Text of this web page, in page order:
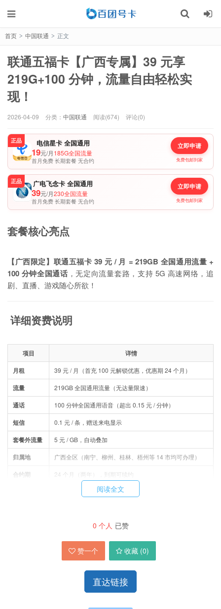
首页 > 中国联通 > 正文
联通五福卡【广西专属】39 元享
219G+100 分钟，流量自由轻松实
现！
2026-04-09 分类： 中国联通 阅读(674) 评论(0)
正品 电信星卡 全国通用
19元/月185G全国流量
首月免费 长期套餐 无合约
立即申请
免费包邮到家
正品 广电飞念卡 全国通用
39元/月230全国流量
首月免费 长期套餐 无合约
立即申请
免费包邮到家
套餐核心亮点
【广西限定】联通五福卡 39 元 / 月 = 219GB 全国通用流量 +
100 分钟全国通话 ，无定向流量套路，支持 5G 高速网络，追
剧、直播、游戏随心所欲！
详细资费说明
项目
详情
月租
39 元 / 月（首充 100 元解锁优惠，优惠期 24 个月）
流量 219GB 全国通用流量（无达量限速）
通话 100 分钟全国通用语音（超出 0.15 元 / 分钟）
短信 0.1 元 / 条，赠送来电显示
套餐外流量 5 元 / GB，自动叠加
归属地 广西全区（南宁、柳州、桂林、梧州等 14 市均可办理）
合约期 24 个月（两年），到期可续约
：填写广西本地收货地址，提交身份证信息（年满
：联通官方快递，广西区内 3-5 天送达
：快递员上门协助激活，实名认证一步到位
阅读全文
0 个人 已赞
赞一个 收藏 (0)
直达链接